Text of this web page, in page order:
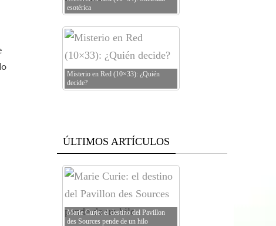
esotérica
Misterio en Red (10×33): ¿Quién
decide?
ÚLTIMOS ARTÍCULOS
Marie Curie: el destino del Pavillon
des Sources pende de un hilo